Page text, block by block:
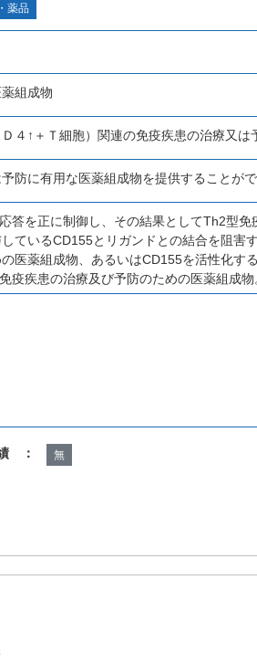
薬品
組成物
４↑＋Ｔ細胞）関連の免疫疾患の治療又は
防に有用な医薬組成物を提供することがで
答を正に制御し、その結果としてTh2型
ているCD155とリガンドとの結合を阻害
医薬組成物、あるいはCD155を活性化す
疫疾患の治療及び予防のための医薬組成物
： 無